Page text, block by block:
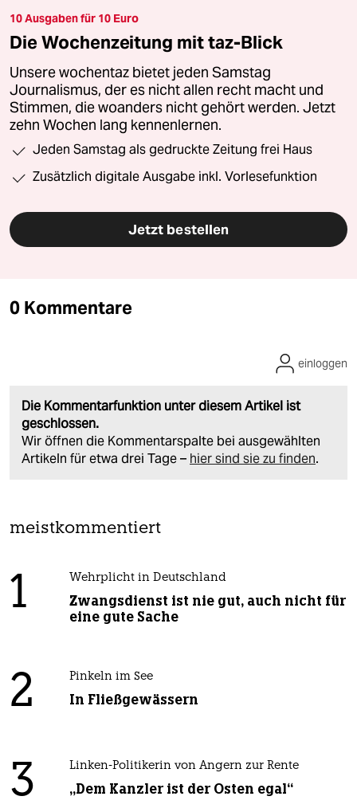
10 Ausgaben für 10 Euro
Die Wochenzeitung mit taz-Blick
Unsere wochentaz bietet jeden Samstag
Journalismus, der es nicht allen recht macht und
Stimmen, die woanders nicht gehört werden. Jetzt
zehn Wochen lang kennenlernen.
Jeden Samstag als gedruckte Zeitung frei Haus
Zusätzlich digitale Ausgabe inkl. Vorlesefunktion
Jetzt bestellen
0 Kommentare
Die Kommentarfunktion unter diesem Artikel ist
geschlossen.
Wir öffnen die Kommentarspalte bei ausgewählten
Artikeln für etwa drei Tage – hier sind sie zu finden.
einloggen
meistkommentiert
1 Wehrplicht in Deutschland
Zwangsdienst ist nie gut, auch nicht für
eine gute Sache
2 Pinkeln im See
In Fließgewässern
3 Linken-Politikerin von Angern zur Rente
„Dem Kanzler ist der Osten egal“